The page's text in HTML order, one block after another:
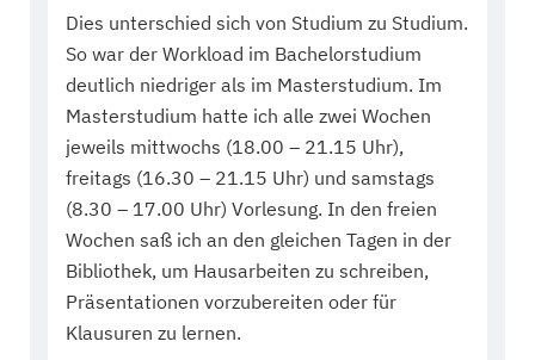
Dies unterschied sich von Studium zu Studium.
So war der Workload im Bachelorstudium
deutlich niedriger als im Masterstudium. Im
Masterstudium hatte ich alle zwei Wochen
jeweils mittwochs (18.00 – 21.15 Uhr),
freitags (16.30 – 21.15 Uhr) und samstags
(8.30 – 17.00 Uhr) Vorlesung. In den freien
Wochen saß ich an den gleichen Tagen in der
Bibliothek, um Hausarbeiten zu schreiben,
Präsentationen vorzubereiten oder für
Klausuren zu lernen.